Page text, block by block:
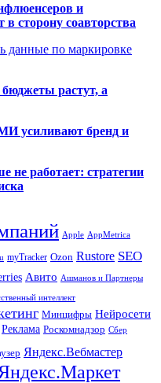
и
сторону соавторства
данные по маркировке
растут, а
усиливают бренд и
не работает: стратегии
Apple AppMetrica
myTracker Ozon Rustore SEO
Авито Ашманов и Партнеры
интеллект
Минцифры Нейросети
Реклама Роскомнадзор Сбер
Яндекс.Вебмастер
Яндекс.Маркет